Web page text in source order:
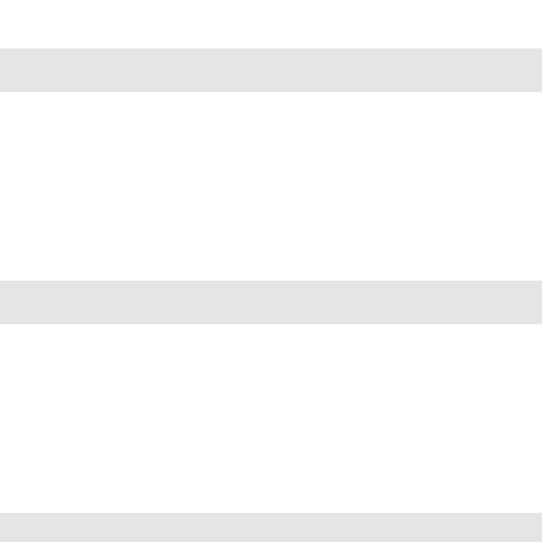
فرد ارزش‌های خاص خودش را دارد، این کتاب را در فهرست